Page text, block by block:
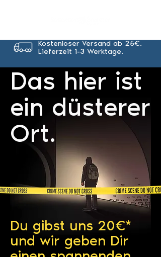
Kostenloser Versand ab 25€.
Lieferzeit 1-3 Werktage.
Das hier ist
ein düsterer
Ort.
Du gibst uns 20€*
und wir geben Dir